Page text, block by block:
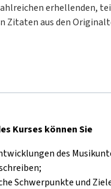
erhellenden,
Zitaten aus den
Kurses können Sie
des
Schwerpunkte und